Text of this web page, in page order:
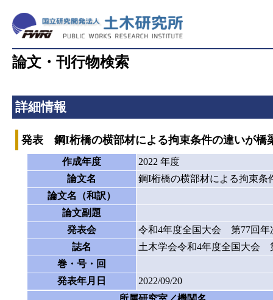
論文・刊行物検索
詳細情報
発表 鋼I桁橋の横部材による拘束条件の違いが橋
作成年度
2022 年度
論文名
鋼I桁橋の横部材による拘束条
論文名（和訳）
論文副題
発表会
令和4年度全国大会 第77回年
誌名
土木学会令和4年度全国大会
巻・号・回
発表年月日
2022/09/20